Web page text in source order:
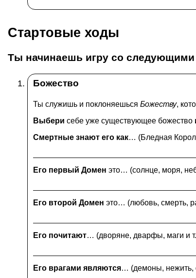
Стартовые ходы
Ты начинаешь игру со следующими
Божество
Ты служишь и поклоняешьсяБожеству,
Выбери себе уже существующее божество
Смертные знают его как… (Бледная
Его первый Домен это… (солнце, моря,
Его второй Домен это… (любовь, смерть,
Его почитают… (дворяне, дварфы, маги и
Его врагами являются… (демоны, нежить,